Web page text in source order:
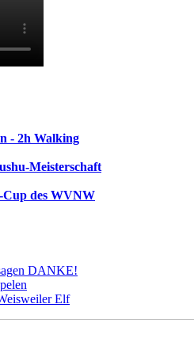
- 2h Walking
Meisterschaft
des WVNW
DANKE!
Elf